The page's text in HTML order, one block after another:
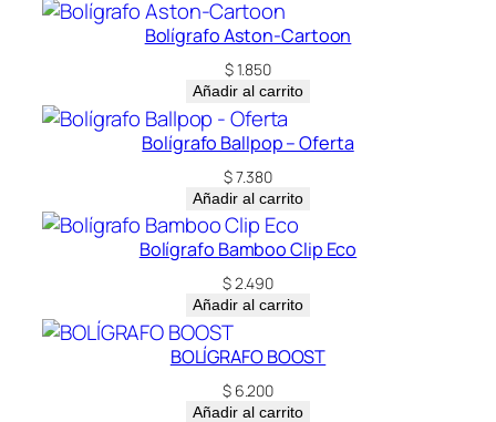
Bolígrafo Aston-Cartoon
$1.850
Añadir al carrito
Bolígrafo Ballpop – Oferta
$7.380
Añadir al carrito
Bolígrafo Bamboo Clip Eco
$2.490
Añadir al carrito
BOLÍGRAFO BOOST
$6.200
Añadir al carrito